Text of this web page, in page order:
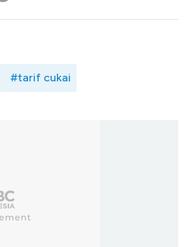
#tarif cukai